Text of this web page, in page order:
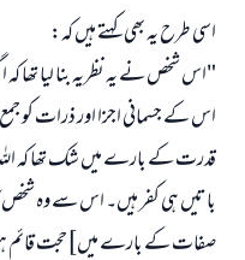
اسی طرح یہ بھی کہتے ہیں کہ:
"اس شخص نے یہ نظریہ بنا لیا تھا کہ
اس کے جسمانی اجزا اور ذرات کو جمع
قدرت کے بارے میں شک تھا کہ اللہ
باتیں ہی کفر ہیں۔ اس سے وہ شخص
صفات کے بارے میں]حجت قائم